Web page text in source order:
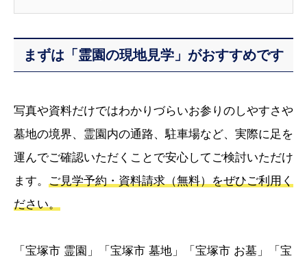
まずは「霊園の現地見学」がおすすめです
写真や資料だけではわかりづらいお参りのしやすさや
墓地の境界、霊園内の通路、駐車場など、実際に足を
運んでご確認いただくことで安心してご検討いただけ
ます。 ご見学予約・資料請求（無料）をぜひご利用く
ださい。
「宝塚市 霊園」「宝塚市 墓地」「宝塚市 お墓」「宝